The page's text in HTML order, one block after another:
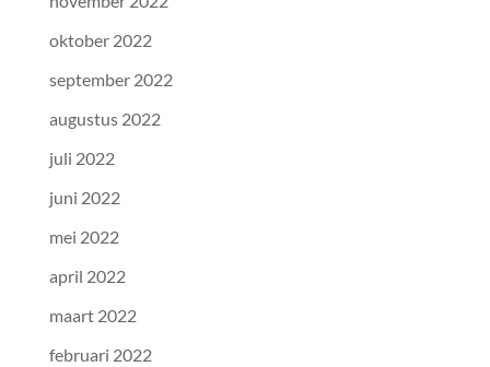
oktober 2022
september 2022
augustus 2022
juli 2022
juni 2022
mei 2022
april 2022
maart 2022
februari 2022